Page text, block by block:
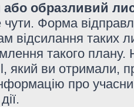
образливий
Форма
відсилання таких
такого
який ви отримали,
про